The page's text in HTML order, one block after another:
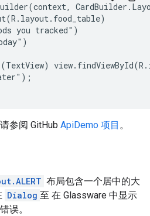
you tracked")
参阅 GitHub ApiDemo 项目 。
布局包含一个居中的大
Dialog 至 在 Glassware 中显示
误。